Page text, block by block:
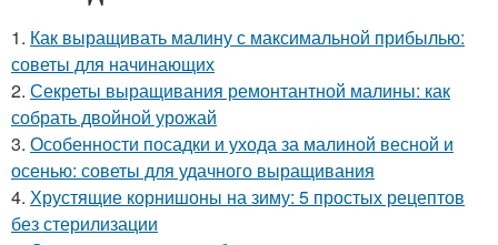
1. Как выращивать малину с максимальной прибылью:
советы для начинающих
2. Секреты выращивания ремонтантной малины: как
собрать двойной урожай
3. Особенности посадки и ухода за малиной весной и
осенью: советы для удачного выращивания
4. Хрустящие корнишоны на зиму: 5 простых рецептов
без стерилизации